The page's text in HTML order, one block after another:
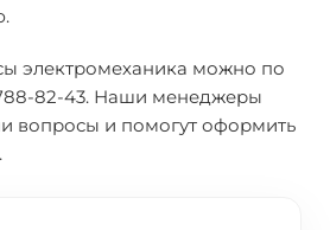
электромеханика можно по
82-43. Наши менеджеры
вопросы и помогут оформить